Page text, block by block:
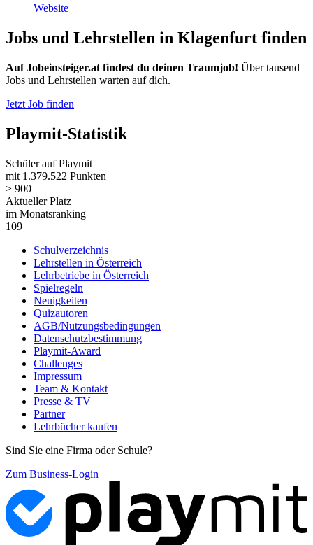
Website
Jobs und Lehrstellen in Klagenfurt finden
Auf Jobeinsteiger.at findest du deinen Traumjob! Über tausend
Jobs und Lehrstellen warten auf dich.
Jetzt Job finden
Playmit-Statistik
Schüler auf Playmit
mit 1.379.522 Punkten
> 900
Aktueller Platz
im Monatsranking
109
Schulverzeichnis
Lehrstellen in Österreich
Lehrbetriebe in Österreich
Spielregeln
Neuigkeiten
Quizautoren
AGB/Nutzungsbedingungen
Datenschutzbestimmung
Playmit-Award
Challenges
Impressum
Team & Kontakt
Presse & TV
Partner
Lehrbücher kaufen
Sind Sie eine Firma oder Schule?
Zum Business-Login